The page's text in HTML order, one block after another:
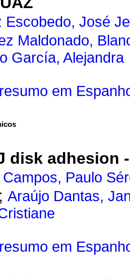
Escobedo, José
Maldonado,
García, Alejandra
resumo em
disk adhesion
Paulo
; Araújo Dantas,
resumo em